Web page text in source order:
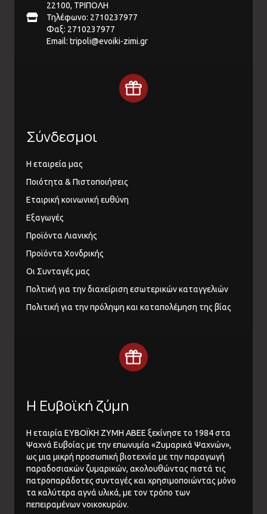
22100, ΤΡΙΠΟΛΗ
Τηλέφωνο: 2710237977
Φαξ: 2710237977
Email: tripoli@evoiki-zimi.gr
Σύνδεσμοι
Η εταιρεία μας
Ποιότητα & Πιστοποιήσεις
Εταιρική κοινωνική ευθύνη
Εξαγωγές
Προϊόντα Λιανικής
Προϊόντα Χονδρικής
Οι Συνταγές μας
Πολτική για την διαχείριση εσωτερικών καταγγελιών
Πολιτική για την πρόληψη και καταπολέμηση της βίας
Η Ευβοϊκή ζύμη
Η εταιρία ΕΥΒΟΪΚΗ ΖΥΜΗ ΑΒΕΕ ξεκίνησε το 1984 στα
Ψαχνά Ευβοίας με την επωνυμία «Ζυμαρικά Ψαχνών»,
ως μια μικρή προσωπική βιοτεχνία με την παραγωγή
παραδοσιακών ζυμαρικών, ακολουθώντας πιστά τις
πατροπαράδοτες συνταγές και χρησιμοποιώντας μόνο
τα καλύτερα αγνά υλικά, με τον τρόπο των
πεπειραμένων νοικοκυρών.